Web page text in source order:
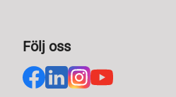
Följ oss